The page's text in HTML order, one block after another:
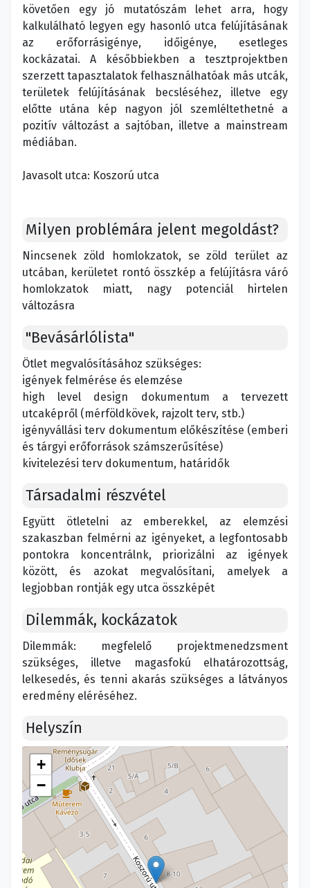
követően egy jó mutatószám lehet arra, hogy
kalkulálható legyen egy hasonló utca felújításának
az erőforrásigénye, időigénye, esetleges
kockázatai. A későbbiekben a tesztprojektben
szerzett tapasztalatok felhasználhatóak más utcák,
területek felújításának becsléséhez, illetve egy
előtte utána kép nagyon jól szemléltethetné a
pozitív változást a sajtóban, illetve a mainstream
médiában.
Javasolt utca: Koszorú utca
Milyen problémára jelent megoldást?
Nincsenek zöld homlokzatok, se zöld terület az
utcában, kerületet rontó összkép a felújításra váró
homlokzatok miatt, nagy potenciál hirtelen
változásra
"Bevásárlólista"
Ötlet megvalósításához szükséges:
igények felmérése és elemzése
high level design dokumentum a tervezett
utcaképről (mérföldkövek, rajzolt terv, stb.)
igényvállási terv dokumentum előkészítése (emberi
és tárgyi erőforrások számszerűsítése)
kivitelezési terv dokumentum, határidők
Társadalmi részvétel
Együtt ötletelni az emberekkel, az elemzési
szakaszban felmérni az igényeket, a legfontosabb
pontokra koncentrálnk, priorizálni az igények
között, és azokat megvalósítani, amelyek a
legjobban rontják egy utca összképét
Dilemmák, kockázatok
Dilemmák: megfelelő projektmenedzsment
szükséges, illetve magasfokú elhatározottság,
lelkesedés, és tenni akarás szükséges a látványos
eredmény eléréséhez.
Helyszín
+
−